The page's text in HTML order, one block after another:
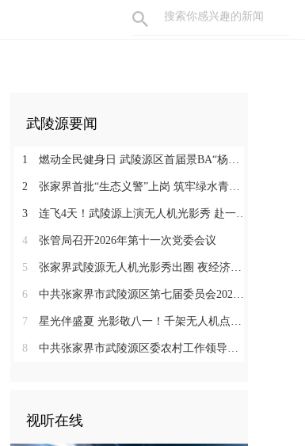
武陵源要闻
1 燃动全民健身日 武陵源区首届景BA“杨家界索道杯”篮球联赛正式开赛
2 张家界首批“生态义警”上岗 筑牢绿水青山“防护网”
3 连飞4天！武陵源上演无人机光影秀 赴一场峰林夜色之约
4 张管局召开2026年第十一次党委会议
5 张家界武陵源无人机光影秀出圈 夜经济激活山水“第二增长曲线”
6 中共张家界市武陵源区第七届委员会2026年第1次常委会会议召开
7 星光伴盛夏 光影敬八一！千架无人机点亮武陵源峰林夜空
8 中共张家界市武陵源区委农村工作领导小组会议召开
视听在线